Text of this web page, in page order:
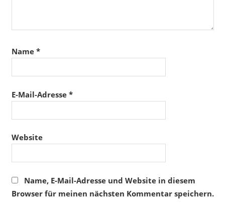
Name *
E-Mail-Adresse *
Website
Name, E-Mail-Adresse und Website in diesem
Browser für meinen nächsten Kommentar speichern.